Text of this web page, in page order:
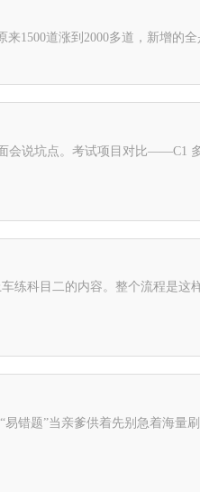
1500道涨到2000多道，新增的
会说坑点。考试项目对比——C1
练科目二的内容。整个流程是这
错题”当亲爹供着先别急着海量